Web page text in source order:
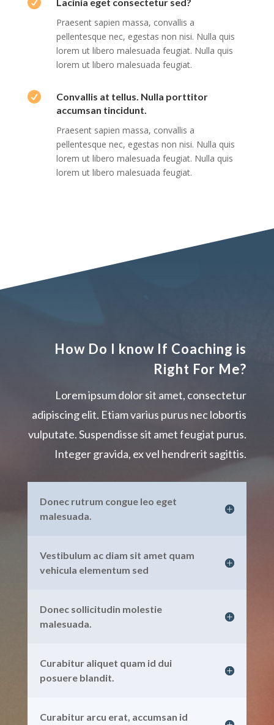

Lacinia eget consectetur sed?
Praesent sapien massa, convallis a
pellentesque nec, egestas non nisi. Nulla quis
lorem ut libero malesuada feugiat. Nulla quis
lorem ut libero malesuada feugiat.

Convallis at tellus. Nulla porttitor
accumsan tincidunt.
Praesent sapien massa, convallis a
pellentesque nec, egestas non nisi. Nulla quis
lorem ut libero malesuada feugiat. Nulla quis
lorem ut libero malesuada feugiat.
How Do I know If Coaching is
Right For Me?
Lorem ipsum dolor sit amet, consectetur
adipiscing elit. Etiam varius purus nec lobortis
vulputate. Suspendisse sit amet feugiat purus.
Integer gravida, ex vel hendrerit sagittis.
Donec rutrum congue leo eget
malesuada.
Vestibulum ac diam sit amet quam
vehicula elementum sed
Donec sollicitudin molestie
malesuada.
Curabitur aliquet quam id dui
posuere blandit.
Curabitur arcu erat, accumsan id